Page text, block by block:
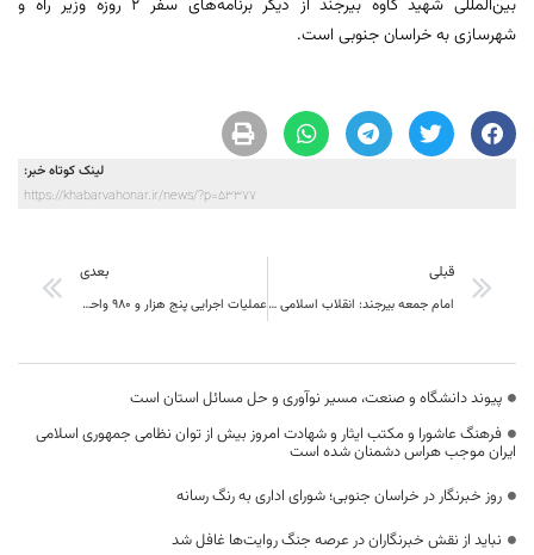
بین‌المللی شهید کاوه بیرجند از دیگر برنامه‌های سفر ۲ روزه وزیر راه و
شهرسازی به خراسان جنوبی است.
لینک کوتاه خبر:
https://khabarvahonar.ir/news/?p=53377
قبلی
امام جمعه بیرجند: انقلاب اسلامی سرآغاز بیداری جوامع است
بعدی
عملیات اجرایی پنج هزار و ۹۸۰ واحد مسکن ملی در خراسان جنوبی آغاز شد
پیوند دانشگاه و صنعت، مسیر نوآوری و حل مسائل استان است
فرهنگ عاشورا و مکتب ایثار و شهادت امروز بیش از توان نظامی جمهوری اسلامی
ایران موجب هراس دشمنان شده است
روز خبرنگار در خراسان جنوبی؛ شورای اداری به رنگ رسانه
نباید از نقش خبرنگاران در عرصه جنگ روایت‌ها غافل شد